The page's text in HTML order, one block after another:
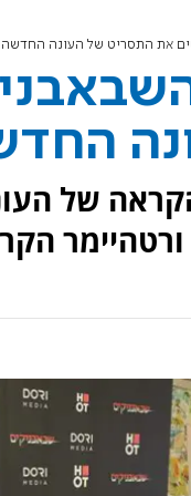
את התסריט של העונה החדשה
של